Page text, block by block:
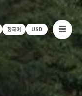
한국어 USD